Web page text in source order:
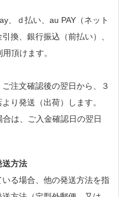
、ｄ払い、au PAY（ネット
換、銀行振込（前払い）、
頂けます。
注文確認後の翌日から、３
り発送（出荷）します。
合は、ご入金確認日の翌日
方法
る場合、他の発送方法を指